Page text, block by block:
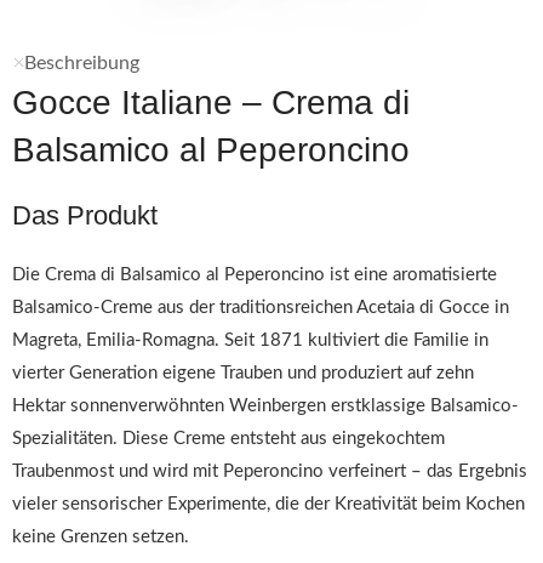
Beschreibung
Gocce Italiane – Crema di
Balsamico al Peperoncino
Das Produkt
Die Crema di Balsamico al Peperoncino ist eine aromatisierte
Balsamico-Creme aus der traditionsreichen Acetaia di Gocce in
Magreta, Emilia-Romagna. Seit 1871 kultiviert die Familie in
vierter Generation eigene Trauben und produziert auf zehn
Hektar sonnenverwöhnten Weinbergen erstklassige Balsamico-
Spezialitäten. Diese Creme entsteht aus eingekochtem
Traubenmost und wird mit Peperoncino verfeinert – das Ergebnis
vieler sensorischer Experimente, die der Kreativität beim Kochen
keine Grenzen setzen.